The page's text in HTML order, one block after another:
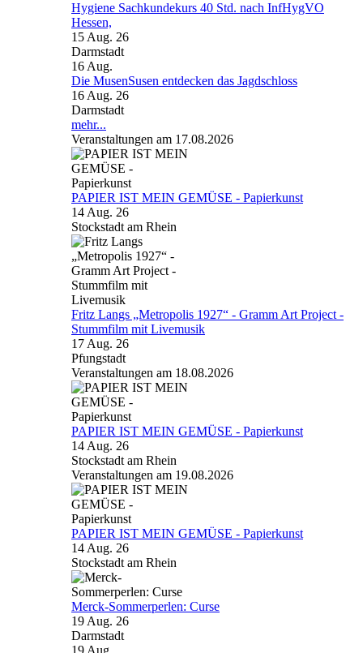
Hygiene Sachkundekurs 40 Std. nach InfHygVO
Hessen,
15 Aug. 26
Darmstadt
16 Aug.
Die MusenSusen entdecken das Jagdschloss
16 Aug. 26
Darmstadt
mehr...
Veranstaltungen am 17.08.2026
PAPIER IST MEIN GEMÜSE - Papierkunst
14 Aug. 26
Stockstadt am Rhein
Fritz Langs „Metropolis 1927“ - Gramm Art Project -
Stummfilm mit Livemusik
17 Aug. 26
Pfungstadt
Veranstaltungen am 18.08.2026
PAPIER IST MEIN GEMÜSE - Papierkunst
14 Aug. 26
Stockstadt am Rhein
Veranstaltungen am 19.08.2026
PAPIER IST MEIN GEMÜSE - Papierkunst
14 Aug. 26
Stockstadt am Rhein
Merck-Sommerperlen: Curse
19 Aug. 26
Darmstadt